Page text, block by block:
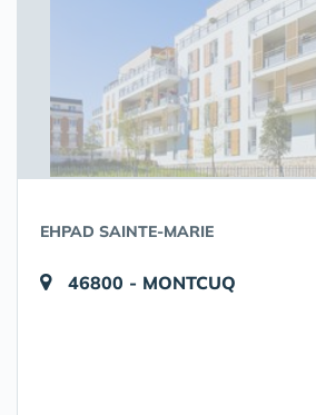
EHPAD SAINTE-MARIE
46800 - MONTCUQ